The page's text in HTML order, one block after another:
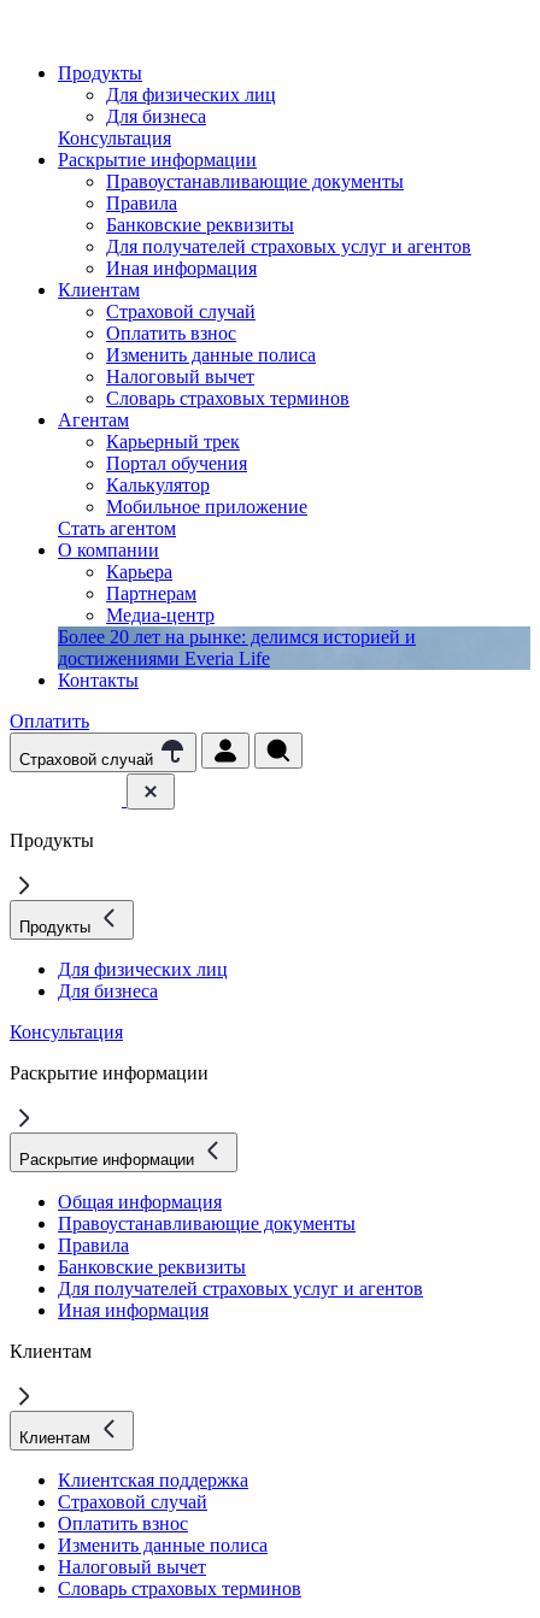
Продукты
Для физических лиц
Для бизнеса
Консультация
Раскрытие информации
Правоустанавливающие документы
Правила
Банковские реквизиты
Для получателей страховых услуг и агентов
Иная информация
Клиентам
Страховой случай
Оплатить взнос
Изменить данные полиса
Налоговый вычет
Словарь страховых терминов
Агентам
Карьерный трек
Портал обучения
Калькулятор
Мобильное приложение
Стать агентом
О компании
Карьера
Партнерам
Медиа-центр
Более 20 лет на рынке: делимся историей и
достижениями Everia Life
Контакты
Оплатить
Страховой случай
Продукты
Продукты
Для физических лиц
Для бизнеса
Консультация
Раскрытие информации
Раскрытие информации
Общая информация
Правоустанавливающие документы
Правила
Банковские реквизиты
Для получателей страховых услуг и агентов
Иная информация
Клиентам
Клиентам
Клиентская поддержка
Страховой случай
Оплатить взнос
Изменить данные полиса
Налоговый вычет
Словарь страховых терминов